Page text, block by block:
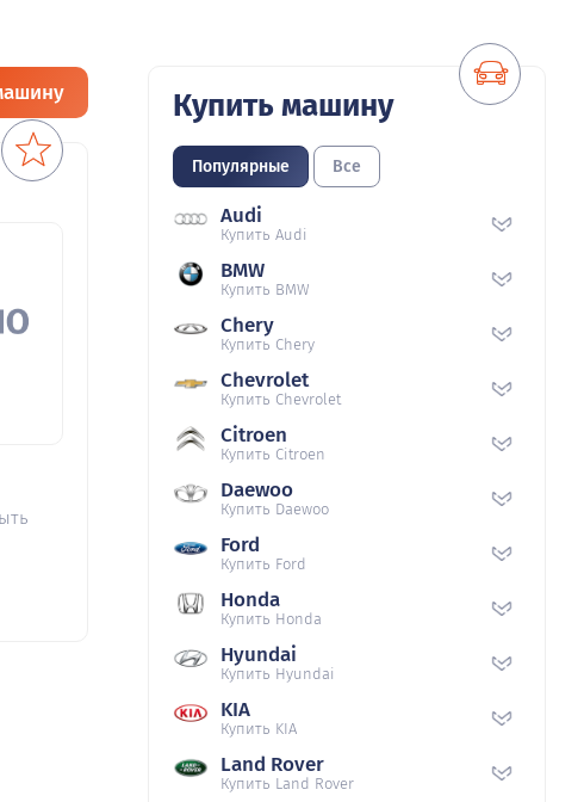
Купить машину
Популярные Все
Audi
Купить Audi
BMW
Купить BMW
Chery
Купить Chery
Chevrolet
Купить Chevrolet
Citroen
Купить Citroen
Daewoo
Купить Daewoo
Ford
Купить Ford
Honda
Купить Honda
Hyundai
Купить Hyundai
KIA
Купить KIA
Land Rover
Купить Land Rover